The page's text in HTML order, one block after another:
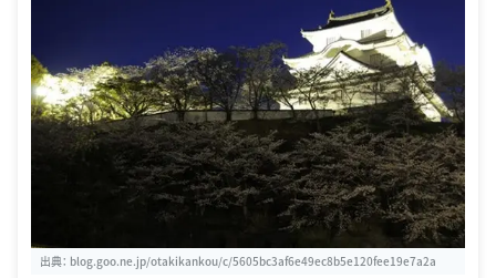
出典： blog.goo.ne.jp/otakikankou/c/5605bc3af6e49ec8b5e120fee19e7a2a